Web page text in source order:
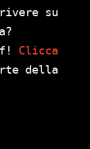
su
Clicca
della